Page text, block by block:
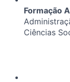
Formação
Ciências